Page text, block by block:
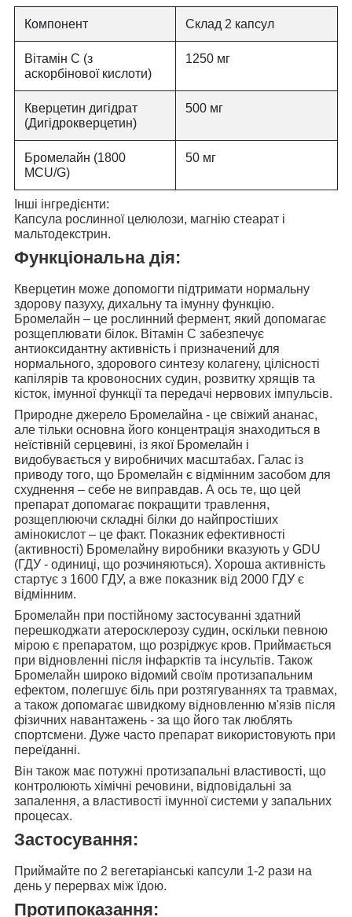
Компонент Склад 2 капсул
Вітамін C (з
аскорбінової кислоти)
1250 мг
Кверцетин дигідрат
(Дигідрокверцетин)
500 мг
Бромелайн (1800
MCU/G)
50 мг
Інші інгредієнти:
Капсула рослинної целюлози, магнію стеарат і
мальтодекстрин.
Функціональна дія:
Кверцетин може допомогти підтримати нормальну
здорову пазуху, дихальну та імунну функцію.
Бромелайн – це рослинний фермент, який допомагає
розщеплювати білок. Вітамін С забезпечує
антиоксидантну активність і призначений для
нормального, здорового синтезу колагену, цілісності
капілярів та кровоносних судин, розвитку хрящів та
кісток, імунної функції та передачі нервових імпульсів.
Природне джерело Бромелайна - це свіжий ананас,
але тільки основна його концентрація знаходиться в
неїстівній серцевині, із якої Бромелайн і
видобувається у виробничих масштабах. Галас із
приводу того, що Бромелайн є відмінним засобом для
схуднення – себе не виправдав. А ось те, що цей
препарат допомагає покращити травлення,
розщеплюючи складні білки до найпростіших
амінокислот – це факт. Показник ефективності
(активності) Бромелайну виробники вказують у GDU
(ГДУ - одиниці, що розчиняються). Хороша активність
стартує з 1600 ГДУ, а вже показник від 2000 ГДУ є
відмінним.
Бромелайн при постійному застосуванні здатний
перешкоджати атеросклерозу судин, оскільки певною
мірою є препаратом, що розріджує кров. Приймається
при відновленні після інфарктів та інсультів. Також
Бромелайн широко відомий своїм протизапальним
ефектом, полегшує біль при розтягуваннях та травмах,
а також допомагає швидкому відновленню м'язів після
фізичних навантажень - за що його так люблять
спортсмени. Дуже часто препарат використовують при
переїданні.
Він також має потужні протизапальні властивості, що
контролюють хімічні речовини, відповідальні за
запалення, а властивості імунної системи у запальних
процесах.
Застосування:
Приймайте по 2 вегетаріанські капсули 1-2 рази на
день у перервах між їдою.
Протипоказання: